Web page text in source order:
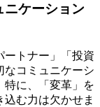
ニケーション
ートナー」「投資
なコミュニケーシ
特に、「変革」を
む力は欠かせま